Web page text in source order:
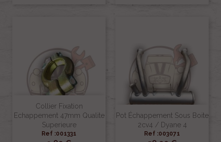
Collier Fixation
Echappement 47mm Qualite
Superieure
Ref :001331
Pot Échappement Sous Boite
2cv4 / Dyane 4
Ref :003071